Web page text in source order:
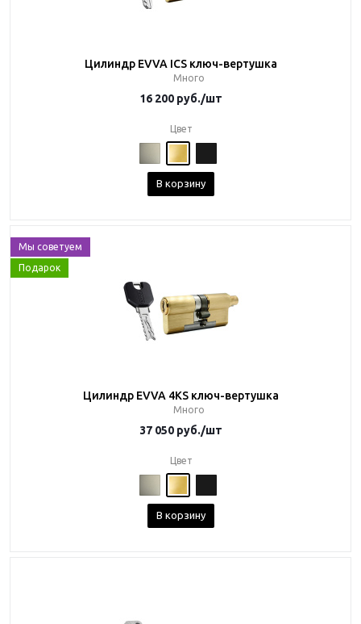
Цилиндр EVVA ICS ключ-вертушка
Много
16 200 руб./шт
Цвет
В корзину
Мы советуем
Подарок
Цилиндр EVVA 4KS ключ-вертушка
Много
37 050 руб./шт
Цвет
В корзину